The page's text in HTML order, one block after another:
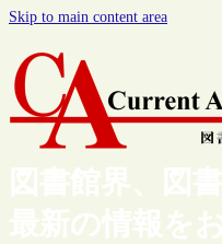
Skip to main content area
図書館界、図
最新の情報を